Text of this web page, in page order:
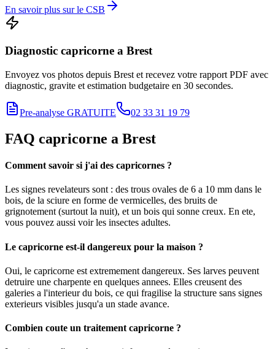
En savoir plus sur le CSB
Diagnostic capricorne a Brest
Envoyez vos photos depuis Brest et recevez votre rapport PDF avec
diagnostic, gravite et estimation budgetaire en 30 secondes.
Pre-analyse GRATUITE 02 33 31 19 79
FAQ capricorne a Brest
Comment savoir si j'ai des capricornes ?
Les signes revelateurs sont : des trous ovales de 6 a 10 mm dans le
bois, de la sciure en forme de vermicelles, des bruits de
grignotement (surtout la nuit), et un bois qui sonne creux. En ete,
vous pouvez aussi voir les insectes adultes.
Le capricorne est-il dangereux pour la maison ?
Oui, le capricorne est extremement dangereux. Ses larves peuvent
detruire une charpente en quelques annees. Elles creusent des
galeries a l'interieur du bois, ce qui fragilise la structure sans signes
exterieurs visibles jusqu'a un stade avance.
Combien coute un traitement capricorne ?